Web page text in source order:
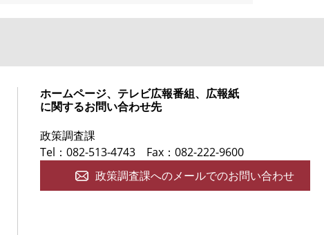
ホームページ、テレビ広報番組、広報紙
に関するお問い合わせ先
政策調査課
Tel：082-513-4743
Fax：082-222-9600
政策調査課へのメールでのお問い合わせ